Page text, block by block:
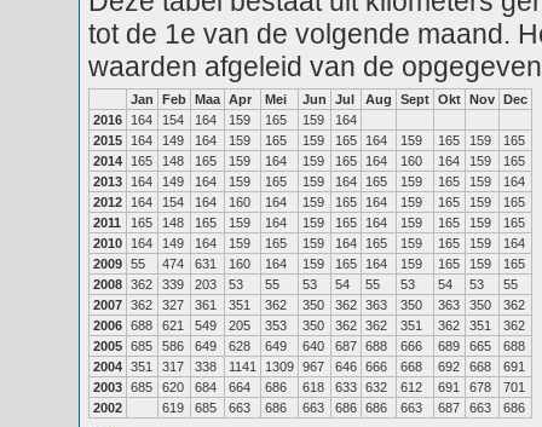
tot de 1e van de volgende maand.
waarden afgeleid van de
Jan Feb Maa Apr Mei Jun Jul Aug Sept Okt Nov Dec
2016
164 154 164 159 165 159
164
2015
164 149 164 159 165 159 165 164 159 165 159
165
2014
165 148 165 159 164 159 165 164 160 164 159
165
2013
164 149 164 159 165 159 164 165 159 165 159
164
2012
164 154 164 160 164 159 165 164 159 165 159
165
2011
165 148 165 159 164 159 165 164 159 165 159
165
2010
164 149 164 159 165 159 164 165 159 165 159
164
2009 55 474 631 160 164 159 165 164 159 165 159
165
2008 362 339 203 53 55 53 54 55 53 54 53
55
2007 362 327 361 351 362 350 362 363 350 363 350
362
2006 688 621 549 205 353 350 362 362 351 362 351
362
2005 685 586 649 628 649 640 687 688 666 689 665
688
2004 351 317 338 1141 1309 967 646 666 668 692 668
691
2003 685 620 684 664 686 618 633 632 612 691 678
701
2002
619 685 663 686 663 686 686 663 687 663 686